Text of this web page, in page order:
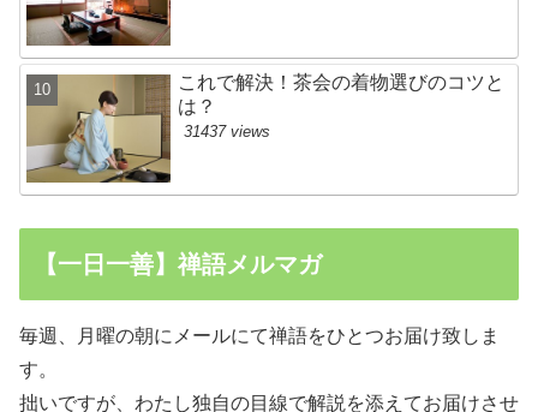
これで解決！茶会の着物選びのコツと
は？
31437 views
【一日一善】禅語メルマガ
毎週、月曜の朝にメールにて禅語をひとつお届け致しま
す。
拙いですが、わたし独自の目線で解説を添えてお届けさせ